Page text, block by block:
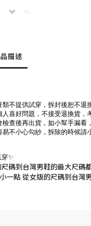
描述
不提供試穿，拆封後恕不退
喜好問題，不接受退換貨，
查後再出貨，如小幫手漏看
不小心勾紗，拆除的時候請
穿✨
碼到台灣男鞋的最大尺碼
一點 從女版的尺碼到台灣